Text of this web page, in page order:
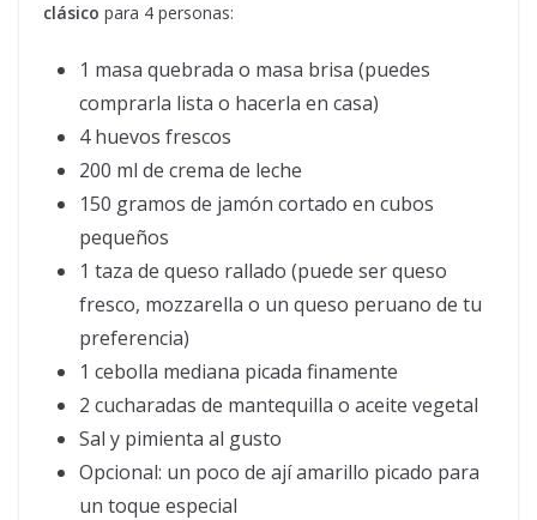
clásico para 4 personas:
1 masa quebrada o masa brisa (puedes
comprarla lista o hacerla en casa)
4 huevos frescos
200 ml de crema de leche
150 gramos de jamón cortado en cubos
pequeños
1 taza de queso rallado (puede ser queso
fresco, mozzarella o un queso peruano de tu
preferencia)
1 cebolla mediana picada finamente
2 cucharadas de mantequilla o aceite vegetal
Sal y pimienta al gusto
Opcional: un poco de ají amarillo picado para
un toque especial